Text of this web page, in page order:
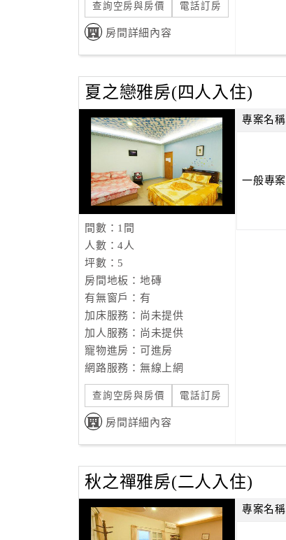
查詢空房與房價 電話訂房
房間詳細內容
夏之戀雅房(四人入住)
間數：1間
人數：4人
坪數：5
房間地板：地磚
有無窗戶：有
加床服務：尚未提供
加人服務：尚未提供
寵物進房：可進房
網路服務：無線上網
查詢空房與房價 電話訂房
房間詳細內容
專案名稱
一般專案
秋之禪雅房(二人入住)
專案名稱